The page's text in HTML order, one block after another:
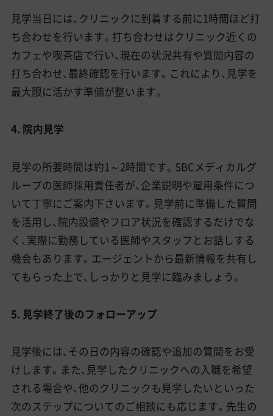
見学当日には、クリニックに到着する前に1時間ほど打
ち合わせを行います。打ち合わせはクリニック近くの
カフェや喫茶店で行い、現在の状況共有や質問内容の
打ち合わせ、最終確認を行います。これにより、見学を
最大限に活かす準備が整います。
4. 院内見学
見学の所要時間は約1～2時間です。SBCメディカルグ
ループの医師採用責任者が、企業説明や雇用条件につ
いて丁寧にご案内下さいます。見学前に準備した質問
を活用し、院内設備やフロア状況を確認するだけでな
く、実際に勤務している医師やスタッフとお話しする
機会もあります。エージェントから最新情報を共有し
てもらった上で、しっかりと見学に臨みましょう。
5. 見学終了後のフォローアップ
見学後には、その日の内容の確認や追加の質問をお受
けします。また、見学したクリニックへの入職を希望
される場合や、他のクリニックも見学したいといった
次のステップについてのご相談にも応じます。先生の